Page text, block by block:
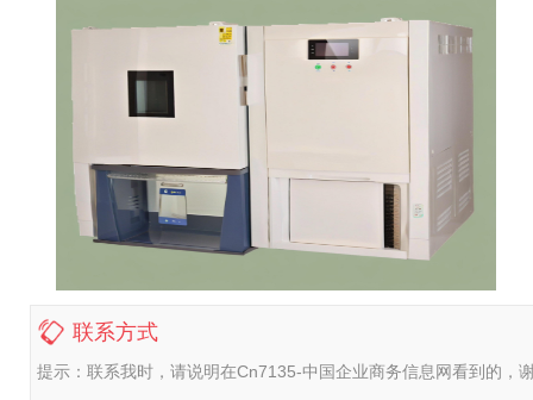
联系方式
提示： 联系我时，请说明在Cn7135-中国企业商务信息网看到的，